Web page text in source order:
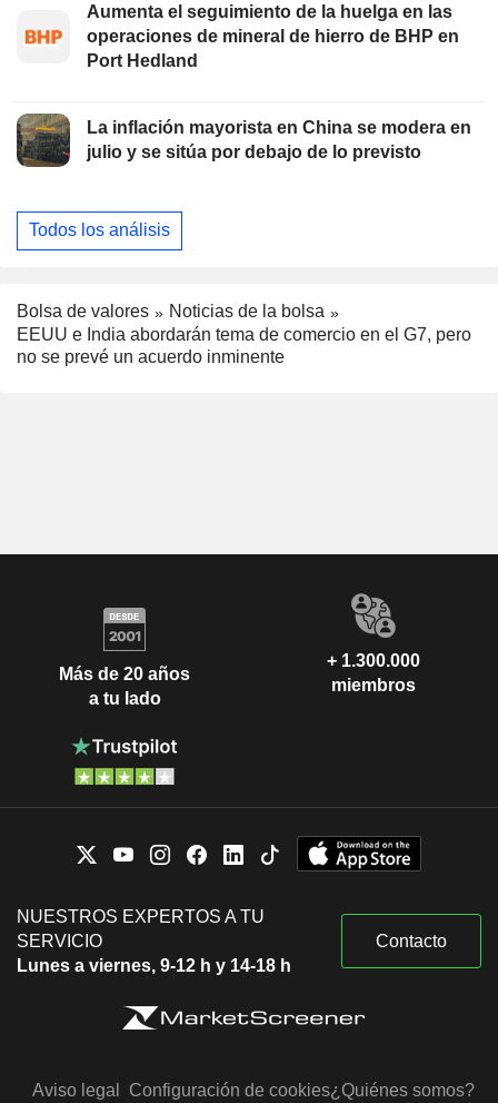
Aumenta el seguimiento de la huelga en las
operaciones de mineral de hierro de BHP en
Port Hedland
La inflación mayorista en China se modera en
julio y se sitúa por debajo de lo previsto
Todos los análisis
Bolsa de valores
Noticias de la bolsa
EEUU e India abordarán tema de comercio en el G7, pero
no se prevé un acuerdo inminente
Más de 20 años
a tu lado
+ 1.300.000
miembros
NUESTROS EXPERTOS A TU
SERVICIO
Lunes a viernes, 9-12 h y 14-18 h
Contacto
Aviso legal Configuración de cookies¿Quiénes somos?